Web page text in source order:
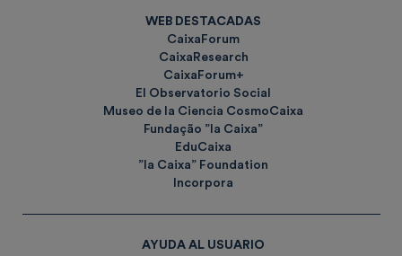
WEB DESTACADAS
CaixaForum
CaixaResearch
CaixaForum+
El Observatorio Social
Museo de la Ciencia CosmoCaixa
Fundação ”la Caixa”
EduCaixa
”la Caixa” Foundation
Incorpora
AYUDA AL USUARIO